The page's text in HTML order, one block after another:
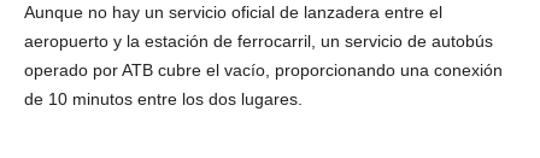
Aunque no hay un servicio oficial de lanzadera entre el
aeropuerto y la estación de ferrocarril, un servicio de autobús
operado por ATB cubre el vacío, proporcionando una conexión
de 10 minutos entre los dos lugares.